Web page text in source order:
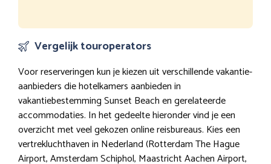
Vergelijk touroperators
Voor reserveringen kun je kiezen uit verschillende vakantie-
aanbieders die hotelkamers aanbieden in
vakantiebestemming Sunset Beach en gerelateerde
accommodaties. In het gedeelte hieronder vind je een
overzicht met veel gekozen online reisbureaus. Kies een
vertrekluchthaven in Nederland (Rotterdam The Hague
Airport, Amsterdam Schiphol, Maastricht Aachen Airport,